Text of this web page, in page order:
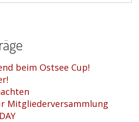
beim Ostsee Cup!
Mitgliederversammlung